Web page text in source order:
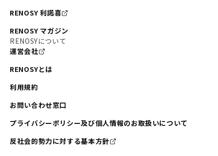
RENOSY 利諾喜
RENOSY マガジン
RENOSYについて
運営会社
RENOSYとは
利用規約
お問い合わせ窓口
プライバシーポリシー及び個人情報のお取扱いについて
反社会的勢力に対する基本方針